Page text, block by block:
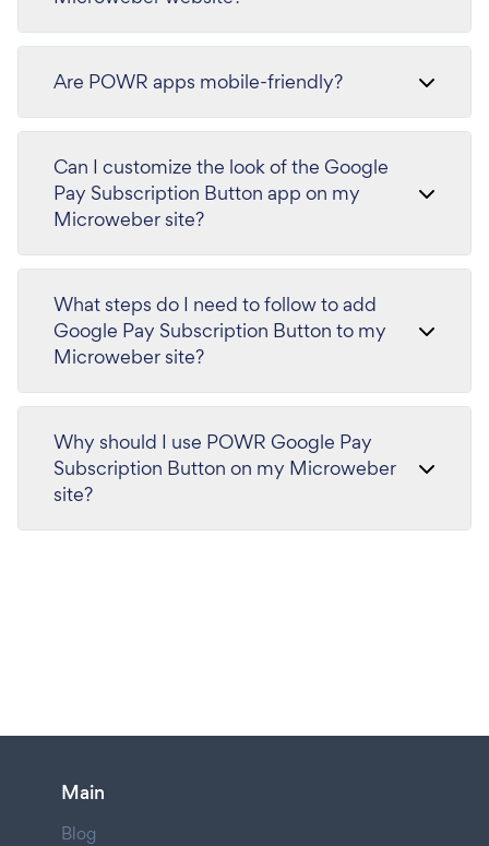
Are POWR apps mobile-friendly?
Can I customize the look of the Google
Pay Subscription Button app on my
Microweber site?
What steps do I need to follow to add
Google Pay Subscription Button to my
Microweber site?
Why should I use POWR Google Pay
Subscription Button on my Microweber
site?
Main
Blog